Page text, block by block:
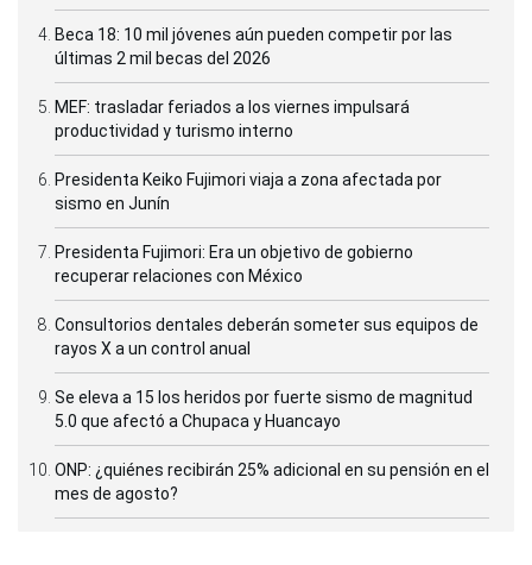
Beca 18: 10 mil jóvenes aún pueden competir por las
últimas 2 mil becas del 2026
MEF: trasladar feriados a los viernes impulsará
productividad y turismo interno
Presidenta Keiko Fujimori viaja a zona afectada por
sismo en Junín
Presidenta Fujimori: Era un objetivo de gobierno
recuperar relaciones con México
Consultorios dentales deberán someter sus equipos de
rayos X a un control anual
Se eleva a 15 los heridos por fuerte sismo de magnitud
5.0 que afectó a Chupaca y Huancayo
ONP: ¿quiénes recibirán 25% adicional en su pensión en el
mes de agosto?